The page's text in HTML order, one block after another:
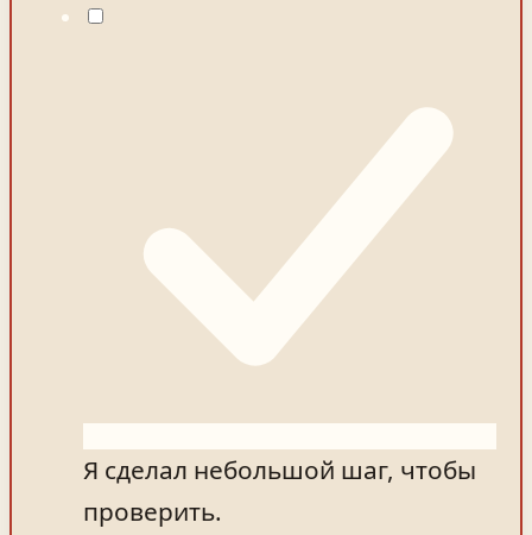
Я сделал небольшой шаг, чтобы
проверить.